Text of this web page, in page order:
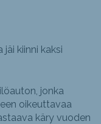
kiinni kaksi
jonka
oikeuttavaa
käry vuoden